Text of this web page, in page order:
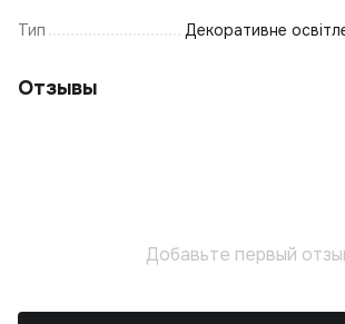
Тип Декоративне
Отзывы
Добавьте первый